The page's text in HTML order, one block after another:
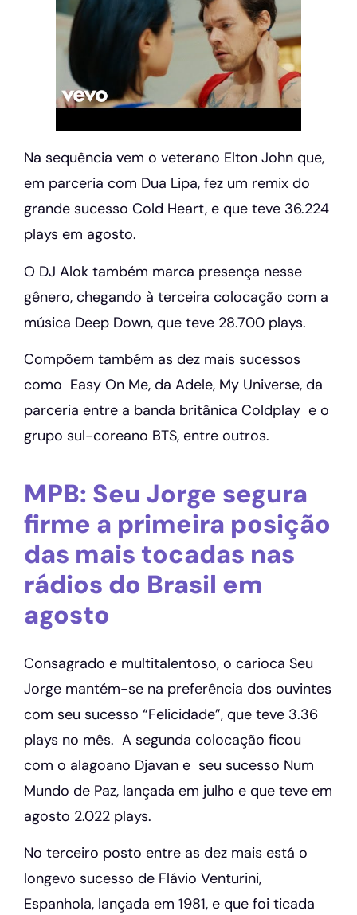
Na sequência vem o veterano Elton John que,
em parceria com Dua Lipa, fez um remix do
grande sucesso Cold Heart, e que teve 36.224
plays em agosto.
O DJ Alok também marca presença nesse
gênero, chegando à terceira colocação com a
música Deep Down, que teve 28.700 plays.
Compõem também as dez mais sucessos
como Easy On Me, da Adele, My Universe, da
parceria entre a banda britânica Coldplay e o
grupo sul-coreano BTS, entre outros.
MPB: Seu Jorge segura
firme a primeira posição
das mais tocadas nas
rádios do Brasil em
agosto
Consagrado e multitalentoso, o carioca Seu
Jorge mantém-se na preferência dos ouvintes
com seu sucesso “Felicidade”, que teve 3.36
plays no mês. A segunda colocação ficou
com o alagoano Djavan e seu sucesso Num
Mundo de Paz, lançada em julho e que teve em
agosto 2.022 plays.
No terceiro posto entre as dez mais está o
longevo sucesso de Flávio Venturini,
Espanhola, lançada em 1981, e que foi ticada